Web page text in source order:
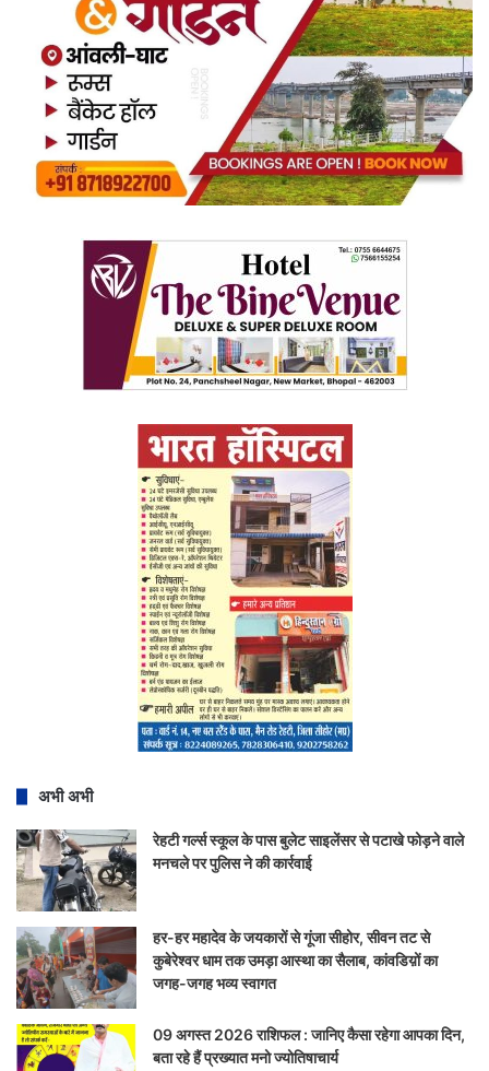
अभी अभी
रेहटी गर्ल्स स्कूल के पास बुलेट साइलेंसर से पटाखे फोड़ने वाले
मनचले पर पुलिस ने की कार्रवाई
हर-हर महादेव के जयकारों से गूंजा सीहोर, सीवन तट से
कुबेरेश्वर धाम तक उमड़ा आस्था का सैलाब, कांवडिय़ों का
जगह-जगह भव्य स्वागत
09 अगस्त 2026 राशिफल : जानिए कैसा रहेगा आपका दिन,
बता रहे हैं प्रख्यात मनो ज्योतिषाचार्य